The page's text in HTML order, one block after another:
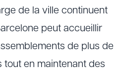
de la ville continuent
peut accueillir
de plus de
tout en maintenant des